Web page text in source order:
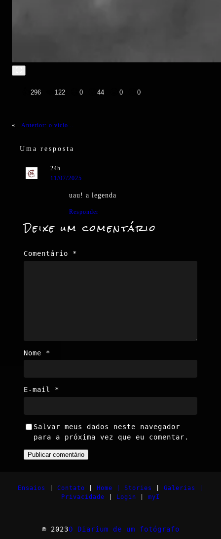
296 122 0 44 0 0
« Anterior: o vício ..
Uma resposta
24h
11/07/2025
uau! a legenda
Responder
Deixe um comentário
Comentário *
Nome *
E-mail *
Salvar meus dados neste navegador
para a próxima vez que eu comentar.
Ensaios Contato Home | Stories
Galerias |
Privacidade
Login myI
© 2023O Diarium de um fotógrafo